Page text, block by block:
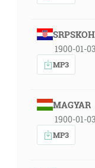
1900-01-
MP3
MAGYAR
1900-01-
MP3